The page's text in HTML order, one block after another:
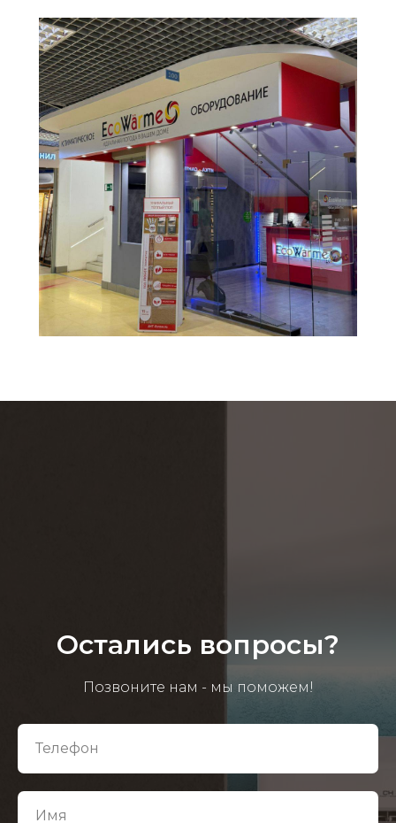
Остались вопросы?
Позвоните нам - мы поможем!